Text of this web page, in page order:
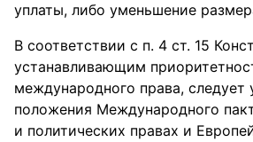
уплаты, либо уменьшение
В соответствии с п. 4 ст. 15
устанавливающим
международного права, следует
положения Международного
и политических правах и